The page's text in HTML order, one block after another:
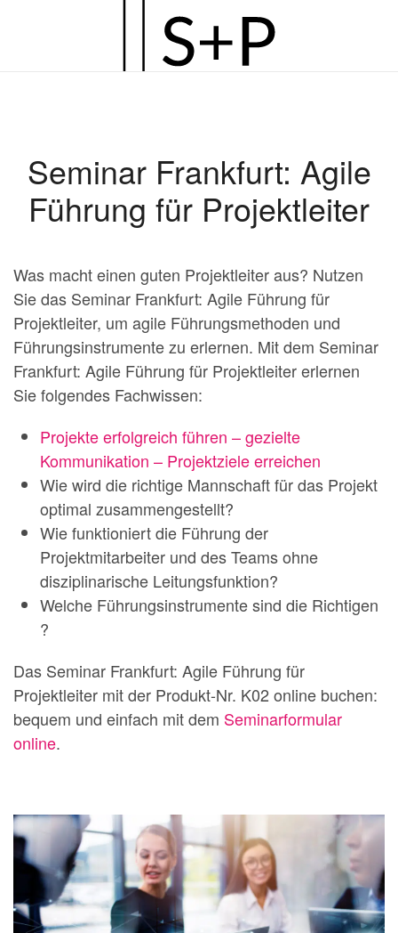
Seminar Frankfurt: Agile
Führung für Projektleiter
Was macht einen guten Projektleiter aus? Nutzen
Sie das Seminar Frankfurt: Agile Führung für
Projektleiter, um agile Führungsmethoden und
Führungsinstrumente zu erlernen. Mit dem Seminar
Frankfurt: Agile Führung für Projektleiter erlernen
Sie folgendes Fachwissen:
Projekte erfolgreich führen – gezielte
Kommunikation – Projektziele erreichen
Wie wird die richtige Mannschaft für das Projekt
optimal zusammengestellt?
Wie funktioniert die Führung der
Projektmitarbeiter und des Teams ohne
disziplinarische Leitungsfunktion?
Welche Führungsinstrumente sind die Richtigen
?
Das Seminar Frankfurt: Agile Führung für
Projektleiter mit der Produkt-Nr. K02 online buchen:
bequem und einfach mit dem Seminarformular
online.